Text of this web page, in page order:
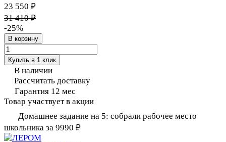
23 550 ₽
31 410 ₽
-25%
В корзину
Купить в 1 клик
В наличии
Рассчитать доставку
Гарантия 12 мес
Товар участвует в акции
Домашнее задание на 5: собрали рабочее место
школьника за 9990 ₽